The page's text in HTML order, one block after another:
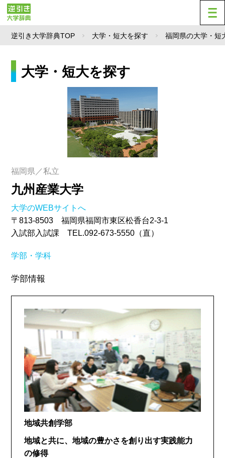
逆引き大学辞典TOP 大学・短大を探す 福岡県の大学・短
大学・短大を探す
福岡県／私立
九州産業大学
大学のWEBサイトへ
〒813-8503 福岡県福岡市東区松香台2-3-1
入試部入試課 TEL.092-673-5550（直）
学部・学科
学部情報
地域共創学部
地域と共に、地域の豊かさを創り出す実践能力
の修得